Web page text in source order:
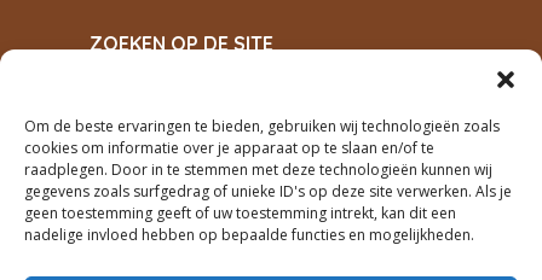
Om de beste ervaringen te bieden, gebruiken wij technologieën zoals
cookies om informatie over je apparaat op te slaan en/of te
raadplegen. Door in te stemmen met deze technologieën kunnen wij
gegevens zoals surfgedrag of unieke ID's op deze site verwerken. Als je
geen toestemming geeft of uw toestemming intrekt, kan dit een
nadelige invloed hebben op bepaalde functies en mogelijkheden.
ZOEKEN OP DE SITE
ZOEKEN
PRIVACY